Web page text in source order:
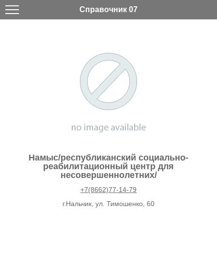
Справочник 07
Намыс/республиканский социально-
реабилитационный центр для
несовершеннолетних/
+7(8662)77-14-79
г.Нальчик, ул. Тимошенко, 60